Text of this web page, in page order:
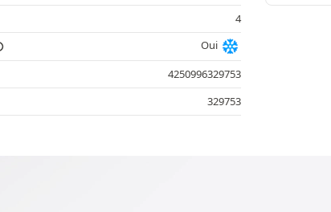
4
Oui
4250996329753
329753